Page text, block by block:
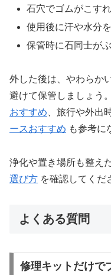
石穴でゴムがこす
使用後に汗や水分
保管時に石同士が
外した後は、やわらか
避けて保管しましょう
おすすめ 、旅行や外出
ースおすすめ も参考に
浄化や置き場所も整え
選び方 を確認してくだ
よくある質問
修理キットだけで